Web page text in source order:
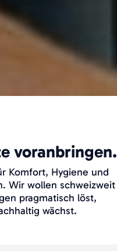
voranbringen.
Komfort, Hygiene und
Wir wollen schweizweit
pragmatisch löst,
wächst.